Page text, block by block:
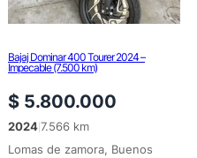
Bajaj Dominar 400 Tourer 2024 –
Impecable (7.500 km)
$ 5.800.000
20247.566 km
Lomas de zamora, Buenos